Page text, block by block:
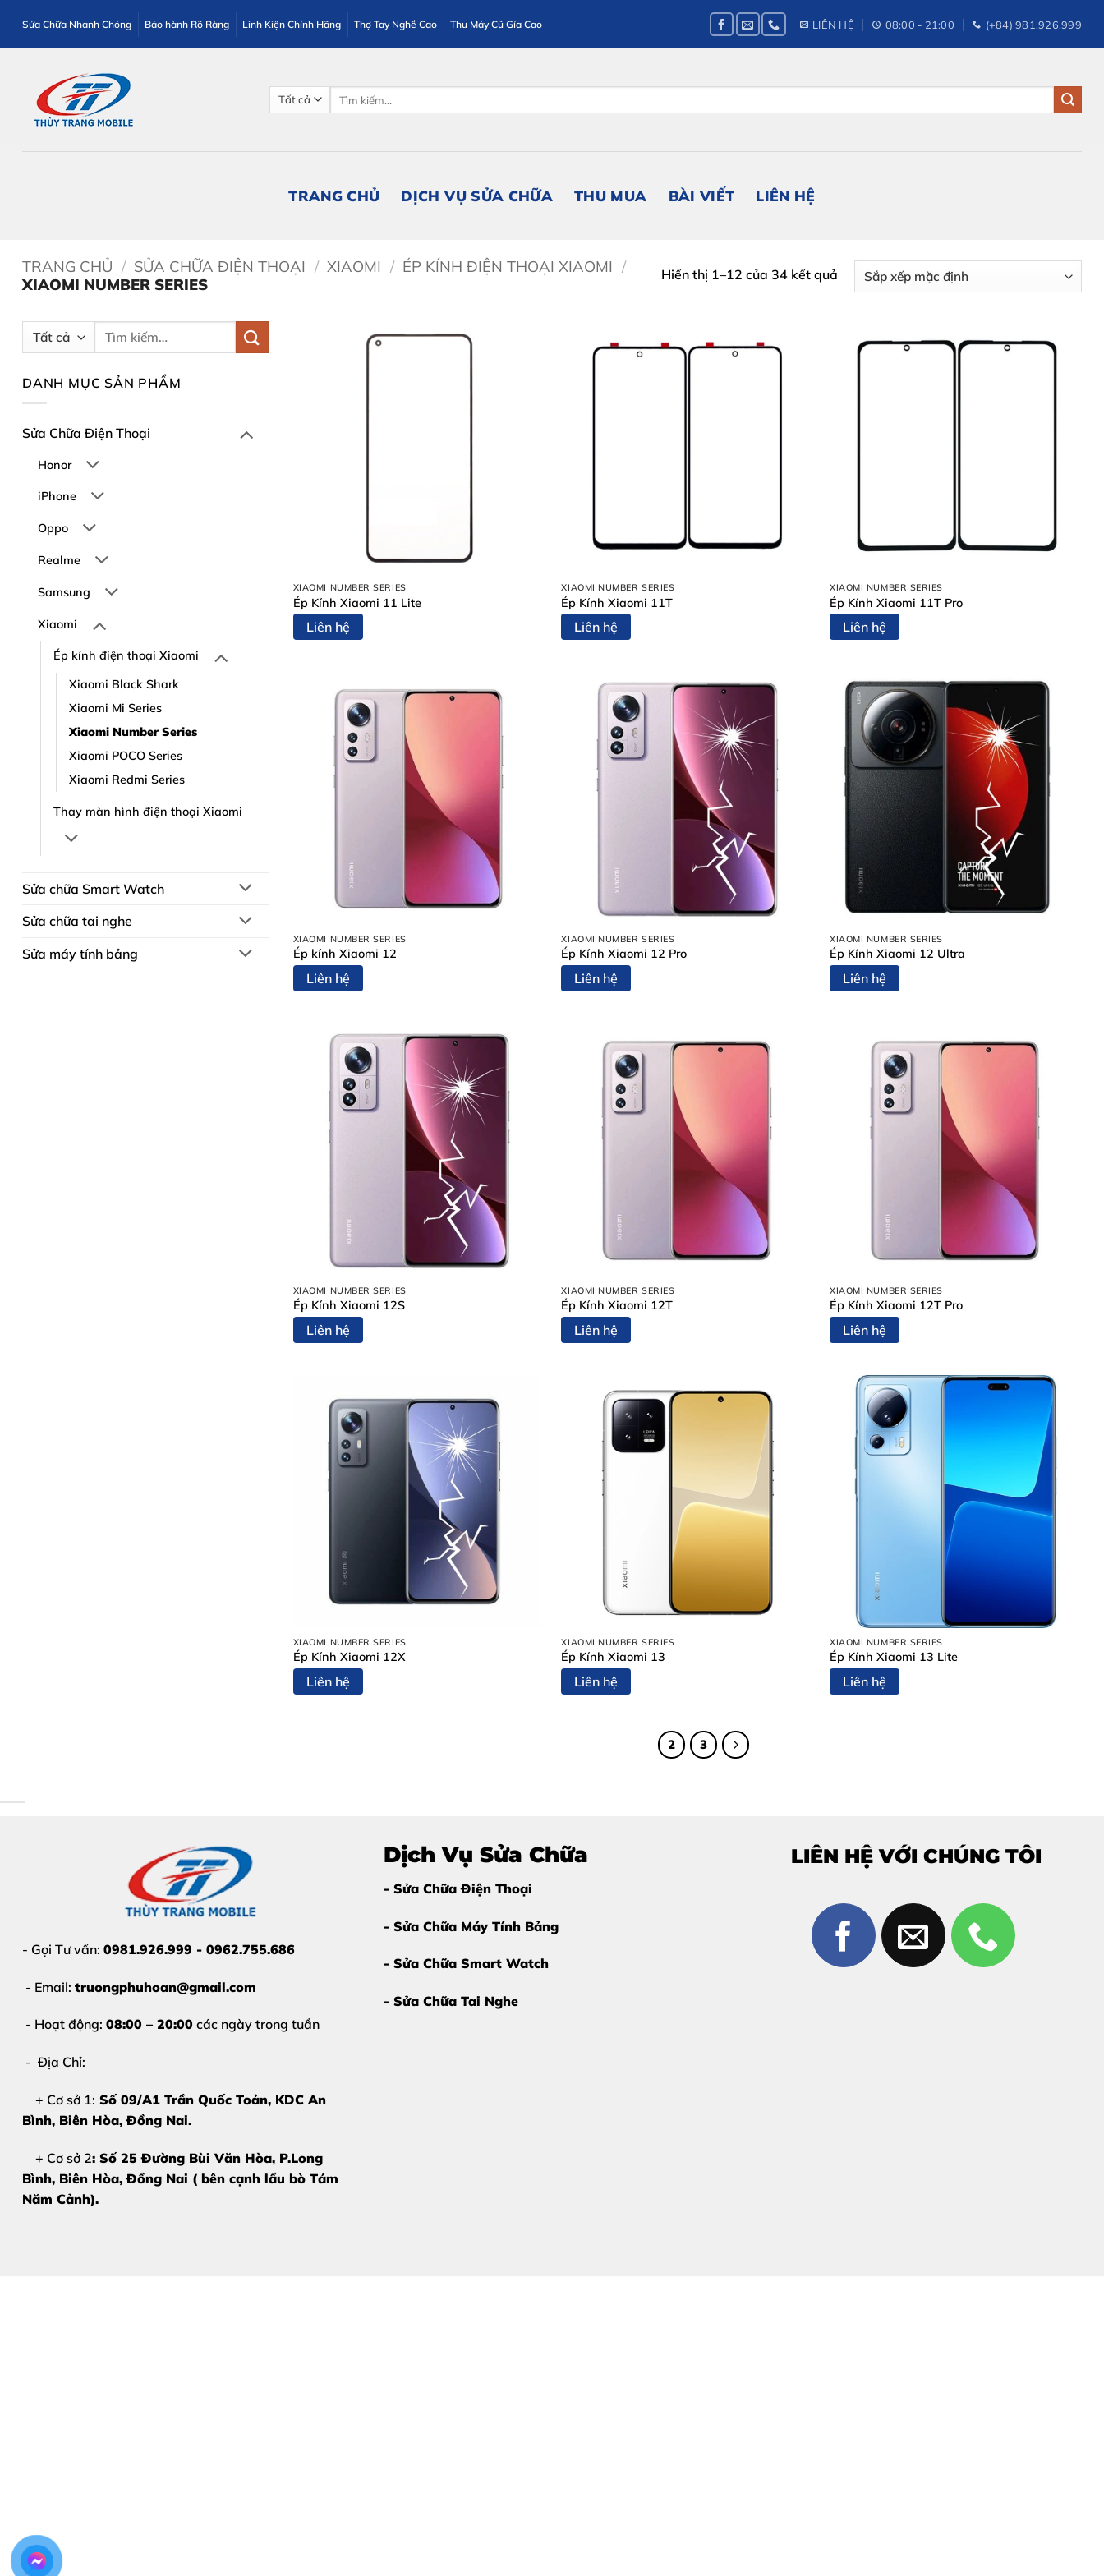
qua
nội
Sửa Chữa Nhanh Chóng Bảo hành Rõ Ràng Linh Kiện Chính Hãng Thợ Tay Nghề Cao Thu Máy Cũ Gía Cao LIÊN HỆ 08:00 - 21:00 (+84) 981.926.999
TRANG CHỦ DỊCH VỤ SỬA CHỮA THU MUA BÀI VIẾT LIÊN HỆ
TRANG CHỦ / SỬA CHỮA ĐIỆN THOẠI / XIAOMI / ÉP KÍNH ĐIỆN THOẠI XIAOMI /
XIAOMI NUMBER SERIES
Hiển thị 1–12 của 34 kết quả
Tìm
DANH MỤC SẢN PHẨM
Sửa Chữa Điện Thoại
Honor
iPhone
Oppo
Realme
Samsung
Xiaomi
Ép kính điện thoại Xiaomi
Xiaomi Black Shark
Xiaomi Mi Series
Xiaomi Number Series
Xiaomi POCO Series
Xiaomi Redmi Series
Thay màn hình điện thoại Xiaomi
Sửa chữa Smart Watch
Sửa chữa tai nghe
Sửa máy tính bảng
XIAOMI NUMBER SERIES
Ép Kính Xiaomi 11 Lite
Liên hệ
XIAOMI NUMBER SERIES
Ép Kính Xiaomi 11T
Liên hệ
XIAOMI NUMBER SERIES
Ép Kính Xiaomi 11T Pro
Liên hệ
XIAOMI NUMBER SERIES
Ép kính Xiaomi 12
Liên hệ
XIAOMI NUMBER SERIES
Ép Kính Xiaomi 12 Pro
Liên hệ
XIAOMI NUMBER SERIES
Ép Kính Xiaomi 12 Ultra
Liên hệ
XIAOMI NUMBER SERIES
Ép Kính Xiaomi 12S
Liên hệ
XIAOMI NUMBER SERIES
Ép Kính Xiaomi 12T
Liên hệ
XIAOMI NUMBER SERIES
Ép Kính Xiaomi 12T Pro
Liên hệ
XIAOMI NUMBER SERIES
Ép Kính Xiaomi 12X
Liên hệ
XIAOMI NUMBER SERIES
Ép Kính Xiaomi 13
Liên hệ
XIAOMI NUMBER SERIES
Ép Kính Xiaomi 13 Lite
Liên hệ
2 3
- Gọi Tư vấn: 0981.926.999 - 0962.755.686
- Email: truongphuhoan@gmail.com
- Hoạt động: 08:00 – 20:00 các ngày trong tuần
- Địa Chỉ:
+ Cơ sở 1: Số 09/A1 Trần Quốc Toản, KDC An
Bình, Biên Hòa, Đồng Nai.
+ Cơ sở 2: Số 25 Đường Bùi Văn Hòa, P.Long
Bình, Biên Hòa, Đồng Nai ( bên cạnh lẩu bò Tám
Năm Cảnh).
Dịch Vụ Sửa Chữa
- Sửa Chữa Điện Thoại
- Sửa Chữa Máy Tính Bảng
- Sửa Chữa Smart Watch
- Sửa Chữa Tai Nghe
LIÊN HỆ VỚI CHÚNG TÔI